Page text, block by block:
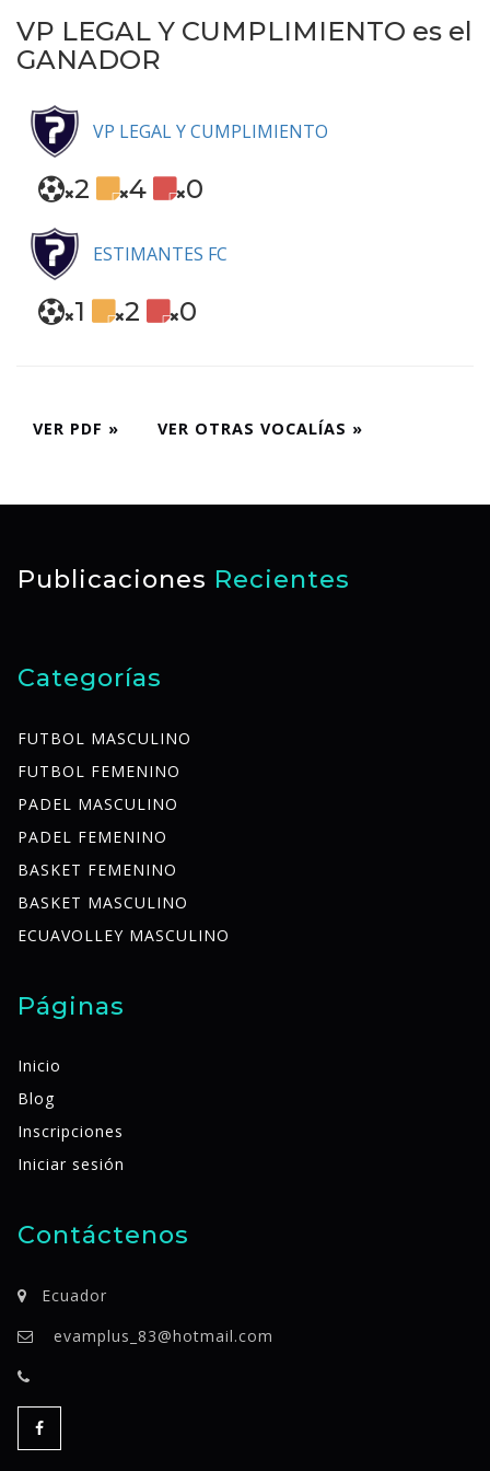
VP LEGAL Y CUMPLIMIENTO es el
GANADOR
VP LEGAL Y CUMPLIMIENTO
2 4 0
ESTIMANTES FC
1 2 0
VER PDF » VER OTRAS VOCALÍAS »
Publicaciones Recientes
Categorías
FUTBOL MASCULINO
FUTBOL FEMENINO
PADEL MASCULINO
PADEL FEMENINO
BASKET FEMENINO
BASKET MASCULINO
ECUAVOLLEY MASCULINO
Páginas
Inicio
Blog
Inscripciones
Iniciar sesión
Contáctenos
Ecuador
evamplus_83@hotmail.com